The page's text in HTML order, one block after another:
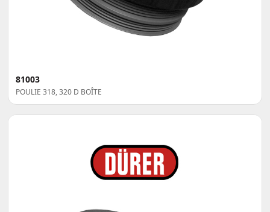
81003
POULIE 318, 320 D BOÎTE